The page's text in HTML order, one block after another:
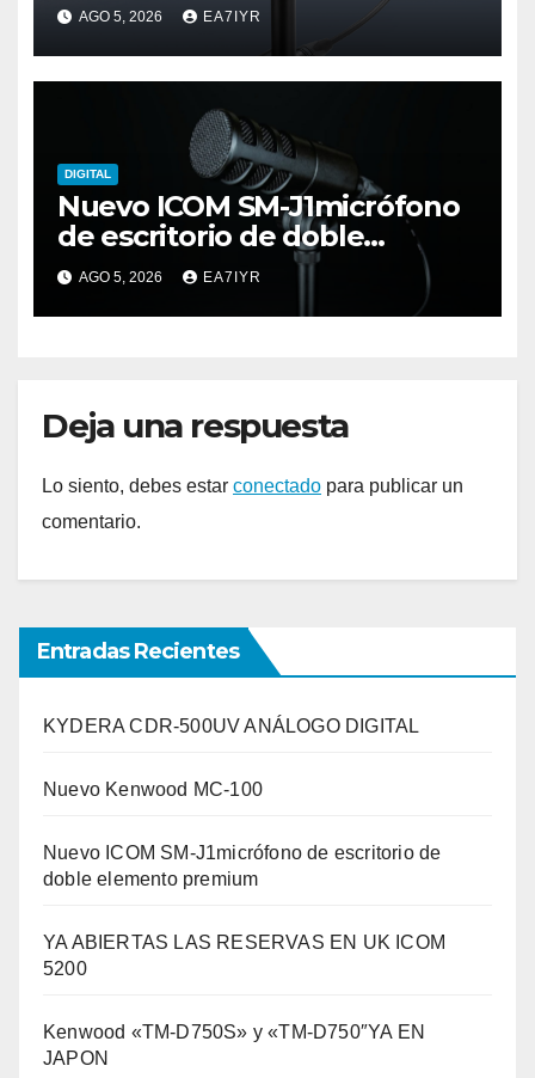
AGO 5, 2026 EA7IYR
DIGITAL
Nuevo ICOM SM-J1micrófono
de escritorio de doble
elemento premium
AGO 5, 2026 EA7IYR
Deja una respuesta
Lo siento, debes estar conectado para publicar un
comentario.
Entradas Recientes
KYDERA CDR-500UV ANÁLOGO DIGITAL
Nuevo Kenwood MC-100
Nuevo ICOM SM-J1micrófono de escritorio de
doble elemento premium
YA ABIERTAS LAS RESERVAS EN UK ICOM
5200
Kenwood «TM-D750S» y «TM-D750″YA EN
JAPON